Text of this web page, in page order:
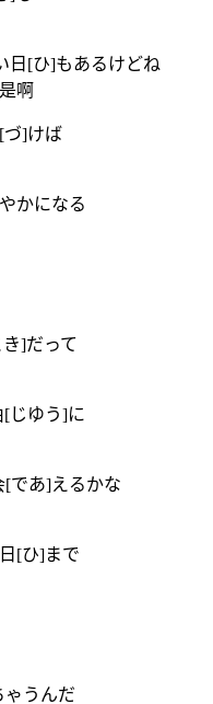
日[ひ]もあるけどね
啊
づ]けば
かになる
]だって
じゆう]に
であ]えるかな
[ひ]まで
ゃうんだ